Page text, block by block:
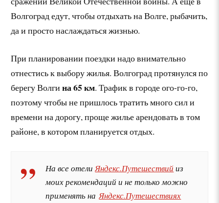
Волгоград едут, чтобы отдыхать на Волге, рыбачить,
да и просто наслаждаться жизнью.
При планировании поездки надо внимательно
отнестись к выбору жилья. Волгоград протянулся по
берегу Волгина 65 км. Трафик в городе ого-го-го,
поэтому чтобы не пришлось тратить много сил и
времени на дорогу, проще жилье арендовать в том
районе, в котором планируется отдых.
На все отелиЯндекс.Путешествийиз
моих рекомендаций и не только можно
применять наЯндекс.Путешествиях